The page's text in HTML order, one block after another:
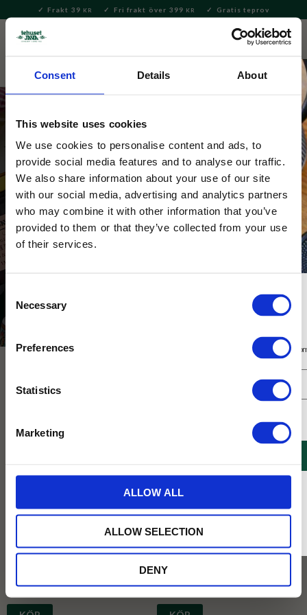
Consent Details About
This website uses cookies
We use cookies to personalise content and ads, to
provide social media features and to analyse our traffic.
We also share information about your use of our site
with our social media, advertising and analytics partners
who may combine it with other information that you’ve
provided to them or that they’ve collected from your use
of their services.
Selection
Necessary
Preferences
Statistics
Marketing
ALLOW ALL
ALLOW SELECTION
DENY
Meny
Frakt 39 KR Fri frakt över 399 KR Gratis teprov
Presenter till teälskaren
Nyckelring Tekanna
Nyckelring med motiv av en tekanna.
NYHET
Nyckelring Teburk
Nyckelring med motiv av tehuset javas
59
Få 10% rabatt på ditt första köp på nätet och ta del av erbjudanden året
* Rabatten gäller endast online på Tehusetjava.se. Rabatten fungerar endast på